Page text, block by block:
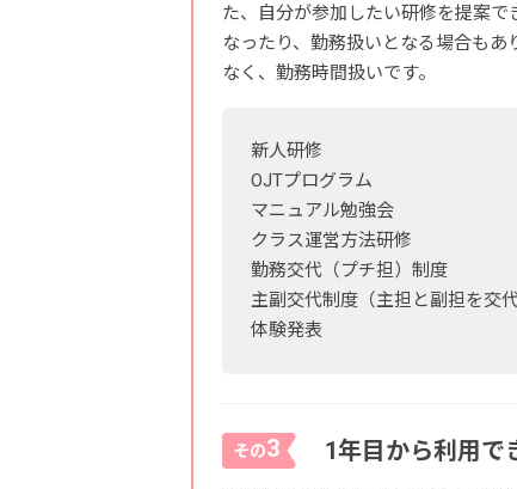
た、自分が参加したい研修を提案
なったり、勤務扱いとなる場合も
なく、勤務時間扱いです。
新人研修
OJTプログラム
マニュアル勉強会
クラス運営方法研修
勤務交代（プチ担）制度
主副交代制度（主担と副担を交代
体験発表
その3 1年目から利用で